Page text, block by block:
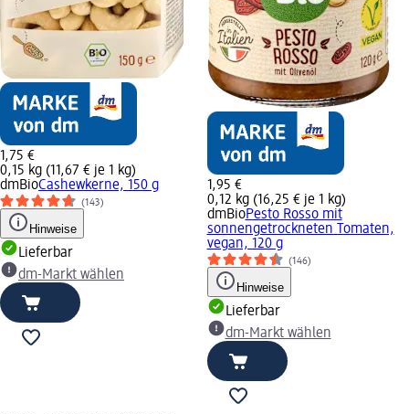
1,75 €
0,15 kg (11,67 € je 1 kg)
dmBioCashewkerne, 150 g
(143)
Hinweise
Lieferbar
dm-Markt wählen
1,95 €
0,12 kg (16,25 € je 1 kg)
dmBioPesto Rosso mit
sonnengetrockneten Tomaten,
vegan, 120 g
(146)
Hinweise
Lieferbar
dm-Markt wählen